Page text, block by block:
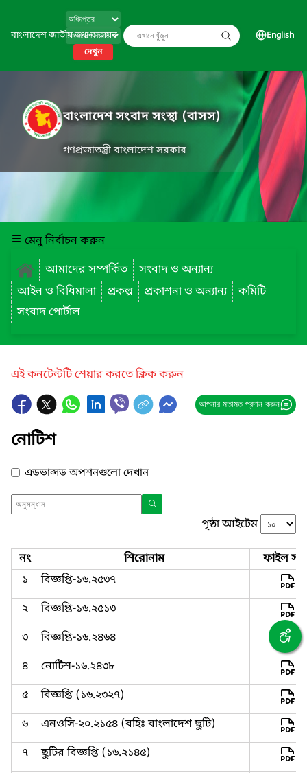
বাংলাদেশ জাতীয় তথ্য বাতায়ন
দেখুন
English
বাংলাদেশ সংবাদ সংস্থা (বাসস)
গণপ্রজাতন্ত্রী বাংলাদেশ সরকার
মেনু নির্বাচন করুন
আমাদের সম্পর্কিত
সংবাদ ও অন্যান্য
আইন ও বিধিমালা
প্রকল্প প্রকাশনা ও অন্যান্য
কমিটি
সংবাদ পোর্টাল
এই কনটেন্টটি শেয়ার করতে ক্লিক করুন
আপনার মতামত প্রদান করুন
নোটিশ
এডভান্সড অপশনগুলো দেখান
পৃষ্ঠা আইটেম
নং শিরোনাম
ফাইল
১
বিজ্ঞপ্তি-১৬.২৫৩৭
২
বিজ্ঞপ্তি-১৬.২৫১৩
৩
বিজ্ঞপ্তি-১৬.২৪৬৪
৪
নোটিশ-১৬.২৪৩৮
৫
বিজ্ঞপ্তি (১৬.২৩২৭)
৬
এনওসি-২০.২১৫৪ (বহিঃ বাংলাদেশ ছুটি)
৭
ছুটির বিজ্ঞপ্তি (১৬.২১৪৫)